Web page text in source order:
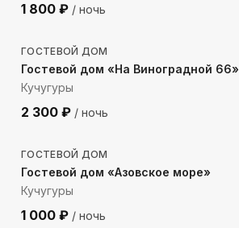
1 800 ₽ / ночь
252м до моря
ГОСТЕВОЙ ДОМ
Гостевой дом «На Виноградной 66»
Кучугуры
2 300 ₽ / ночь
106м до моря
ГОСТЕВОЙ ДОМ
Гостевой дом «Азовское море»
Кучугуры
1 000 ₽ / ночь
258м до моря